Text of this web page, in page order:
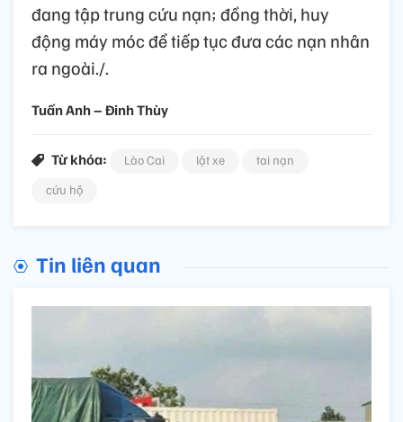
đang tập trung cứu nạn; đồng thời, huy
động máy móc để tiếp tục đưa các nạn nhân
ra ngoài./.
Tuấn Anh – Đinh Thùy
Từ khóa: Lào Cai lật xe
tai nạn
cứu hộ
Tin liên quan